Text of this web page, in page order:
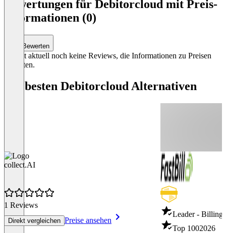
Bewertungen für Debitorcloud mit Preis-
Informationen (0)
Bewerten
Es gibt aktuell noch keine Reviews, die Informationen zu Preisen
enthalten.
Die besten Debitorcloud Alternativen
collect.AI
1 Reviews
Direkt vergleichen Preise ansehen
Leader - Billing
Top 1002026